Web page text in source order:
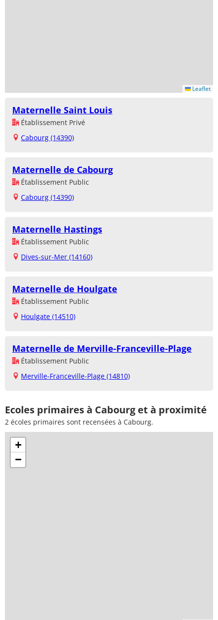
Leaflet
Maternelle Saint Louis
Établissement Privé
Cabourg (14390)
Maternelle de Cabourg
Établissement Public
Cabourg (14390)
Maternelle Hastings
Établissement Public
Dives-sur-Mer (14160)
Maternelle de Houlgate
Établissement Public
Houlgate (14510)
Maternelle de Merville-Franceville-Plage
Établissement Public
Merville-Franceville-Plage (14810)
Ecoles primaires à Cabourg et à proximité
2 écoles primaires sont recensées à Cabourg.
+
−